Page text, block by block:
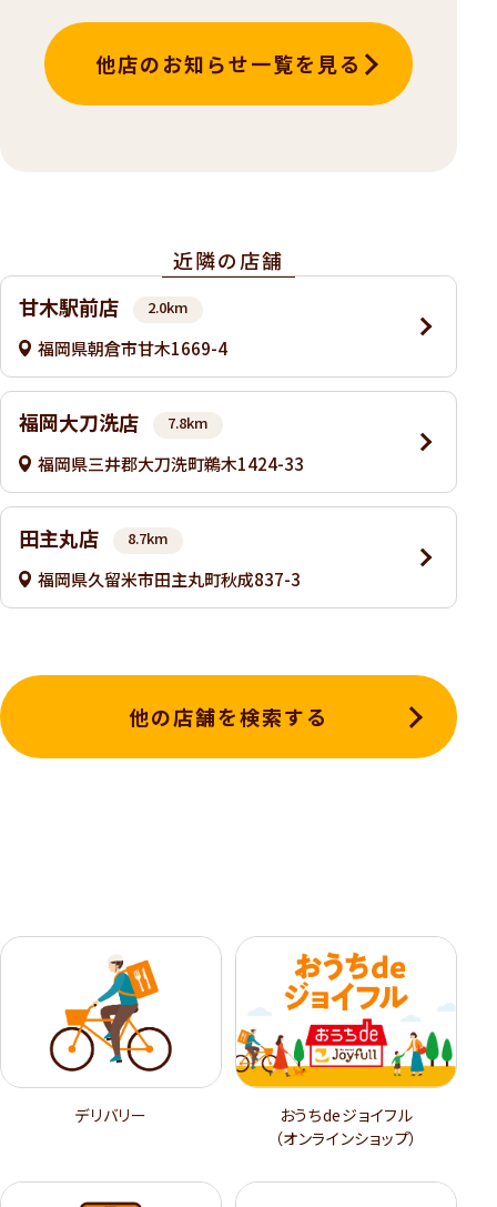
他店のお知らせ一覧を見る
近隣の店舗
甘木駅前店
2.0km
福岡県朝倉市甘木1669-4
福岡大刀洗店 7.8km
福岡県三井郡大刀洗町鵜木1424-33
田主丸店 8.7km
福岡県久留米市田主丸町秋成837-3
他の店舗を検索する
デリバリー
おうちdeジョイフル
（オンラインショップ）